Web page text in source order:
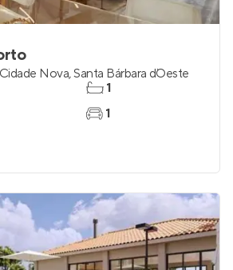
Cidade Nova,Santa Bárbara d`Oeste
1
1